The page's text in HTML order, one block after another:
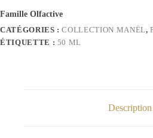
Famille Olfactive
CATÉGORIES :COLLECTION MANËL,
ÉTIQUETTE : 50 ML
Description